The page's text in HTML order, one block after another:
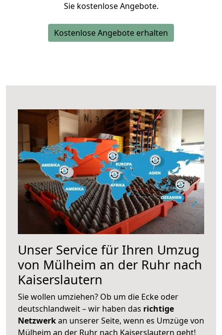
Sie kostenlose Angebote.
Kostenlose Angebote erhalten
Unser Service für Ihren Umzug
von Mülheim an der Ruhr nach
Kaiserslautern
Sie wollen umziehen? Ob um die Ecke oder
deutschlandweit – wir haben das richtige
Netzwerkan unserer Seite, wenn es Umzüge von
Mülheim an der Ruhr nach Kaiserslautern geht!